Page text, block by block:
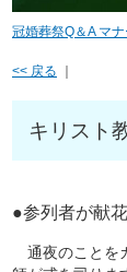
冠婚葬祭Q＆A マ
<< 戻る ｜
キリスト
●参列者が献
通夜のことを